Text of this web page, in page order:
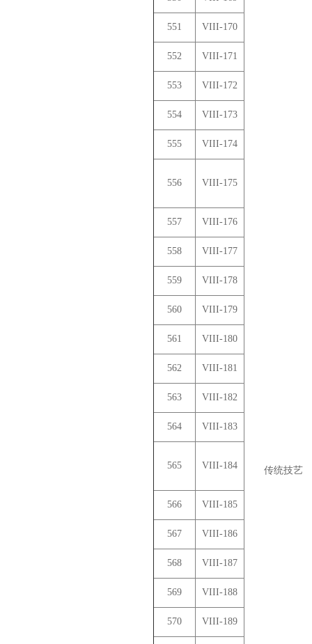
传统技艺
551 VIII-170
552 VIII-171
553 VIII-172
554 VIII-173
555 VIII-174
556 VIII-175
557 VIII-176
558 VIII-177
559 VIII-178
560 VIII-179
561 VIII-180
562 VIII-181
563 VIII-182
564 VIII-183
565 VIII-184
566 VIII-185
567 VIII-186
568 VIII-187
569 VIII-188
570 VIII-189